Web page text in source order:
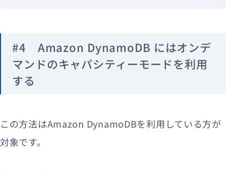
#4 Amazon DynamoDB にはオンデ
マンドのキャパシティーモードを利用
する
この方法はAmazon DynamoDBを利用している方が
対象です。